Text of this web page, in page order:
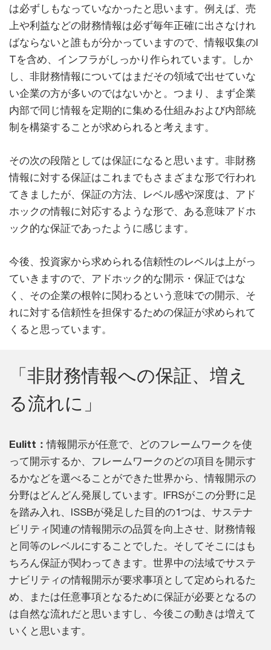
は必ずしもなっていなかったと思います。例えば、売
上や利益などの財務情報は必ず毎年正確に出さなけれ
ばならないと誰もが分かっていますので、情報収集のI
Tを含め、インフラがしっかり作られています。しか
し、非財務情報についてはまだその領域で出せていな
い企業の方が多いのではないかと。つまり、まず企業
内部で同じ情報を定期的に集める仕組みおよび内部統
制を構築することが求められると考えます。
その次の段階としては保証になると思います。非財務
情報に対する保証はこれまでもさまざまな形で行われ
てきましたが、保証の方法、レベル感や深度は、アド
ホックの情報に対応するような形で、ある意味アドホ
ック的な保証であったように感じます。
今後、投資家から求められる信頼性のレベルは上がっ
ていきますので、アドホック的な開示・保証ではな
く、その企業の根幹に関わるという意味での開示、そ
れに対する信頼性を担保するための保証が求められて
くると思っています。
「非財務情報への保証、増え
る流れに」
Eulitt：情報開示が任意で、どのフレームワークを使
って開示するか、フレームワークのどの項目を開示す
るかなどを選べることができた世界から、情報開示の
分野はどんどん発展しています。IFRSがこの分野に足
を踏み入れ、ISSBが発足した目的の1つは、サステナ
ビリティ関連の情報開示の品質を向上させ、財務情報
と同等のレベルにすることでした。そしてそこにはも
ちろん保証が関わってきます。世界中の法域でサステ
ナビリティの情報開示が要求事項として定められるた
め、または任意事項となるために保証が必要となるの
は自然な流れだと思いますし、今後この動きは増えて
いくと思います。